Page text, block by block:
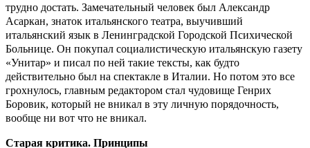
трудно достать. Замечательный человек был Александр
Асаркан, знаток итальянского театра, выучивший
итальянский язык в Ленинградской Городской Психической
Больнице. Он покупал социалистическую итальянскую газету
«Унитар» и писал по ней такие тексты, как будто
действительно был на спектакле в Италии. Но потом это все
грохнулось, главным редактором стал чудовище Генрих
Боровик, который не вникал в эту личную порядочность,
вообще ни вот что не вникал.
Старая критика. Принципы